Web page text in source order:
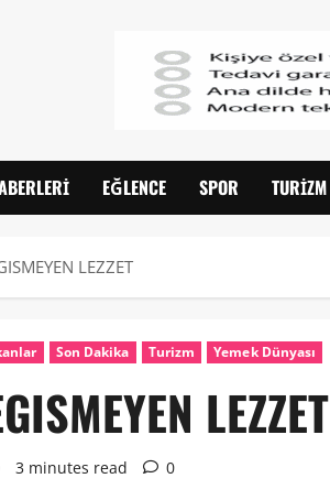
EĞLENCE SPOR TURIZM
LEZZET
Son Dakika Turizm Yemek Dünyası
LEZZET
3 minutes read 0